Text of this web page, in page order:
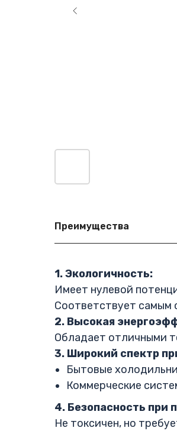
Преимущества
1. Экологичность:
Имеет нулевой
Соответствует самым
2. Высокая
Обладает отличными
3. Широкий спектр
Бытовые
Коммерческие
4. Безопасность при
Не токсичен, но